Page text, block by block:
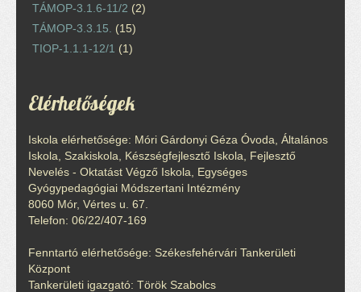
TÁMOP-3.1.6-11/2 (2)
TÁMOP-3.3.15.
(15)
TIOP-1.1.1-12/1 (1)
Elérhetőségek
Iskola elérhetősége: Móri Gárdonyi Géza Óvoda, Általános
Iskola, Szakiskola, Készségfejlesztő Iskola, Fejlesztő
Nevelés - Oktatást Végző Iskola, Egységes
Gyógypedagógiai Módszertani Intézmény
8060 Mór, Vértes u. 67.
Telefon: 06/22/407-169
Fenntartó elérhetősége: Székesfehérvári Tankerületi
Központ
Tankerületi igazgató: Török Szabolcs